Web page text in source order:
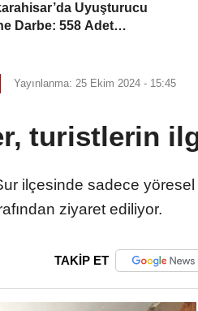
Uyuşturucu
Darbe: 558 Adet
Yayınlanma: 25 Ekim 2024 - 15:45
turistlerin
ilçesinde sadece yöresel
ziyaret ediliyor.
TAKİP ET